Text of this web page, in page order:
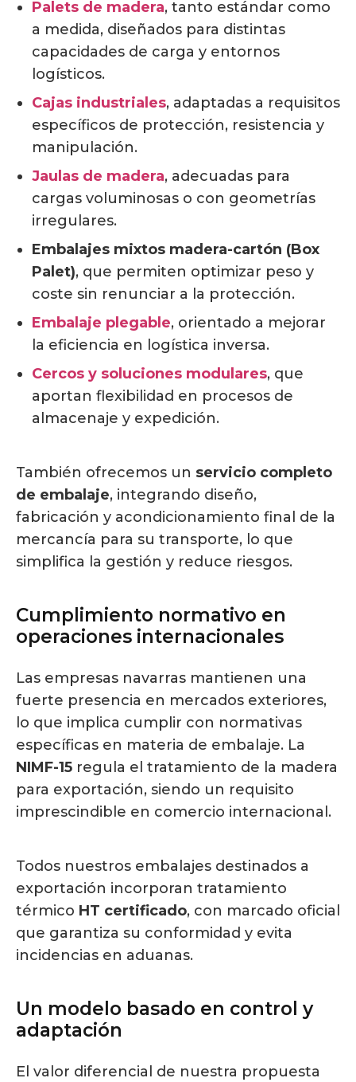
Palets de madera, tanto estándar como
a medida, diseñados para distintas
capacidades de carga y entornos
logísticos.
Cajas industriales, adaptadas a requisitos
específicos de protección, resistencia y
manipulación.
Jaulas de madera, adecuadas para
cargas voluminosas o con geometrías
irregulares.
Embalajes mixtos madera-cartón (Box
Palet), que permiten optimizar peso y
coste sin renunciar a la protección.
Embalaje plegable, orientado a mejorar
la eficiencia en logística inversa.
Cercos y soluciones modulares, que
aportan flexibilidad en procesos de
almacenaje y expedición.
También ofrecemos un servicio completo
de embalaje, integrando diseño,
fabricación y acondicionamiento final de la
mercancía para su transporte, lo que
simplifica la gestión y reduce riesgos.
Cumplimiento normativo en
operaciones internacionales
Las empresas navarras mantienen una
fuerte presencia en mercados exteriores,
lo que implica cumplir con normativas
específicas en materia de embalaje. La
NIMF-15 regula el tratamiento de la madera
para exportación, siendo un requisito
imprescindible en comercio internacional.
Todos nuestros embalajes destinados a
exportación incorporan tratamiento
térmico HT certificado, con marcado oficial
que garantiza su conformidad y evita
incidencias en aduanas.
Un modelo basado en control y
adaptación
El valor diferencial de nuestra propuesta